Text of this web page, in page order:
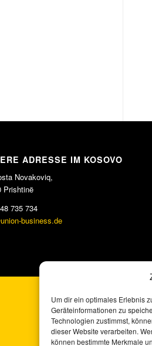
Um dir ein optimales Erlebnis
Geräteinformationen zu
Technologien zustimmst,
dieser Website verarbeiten.
können bestimmte Merkmale
ADRESSE IM KOSOVO
Novakoviq,
Prishtinë
735 734
business.de